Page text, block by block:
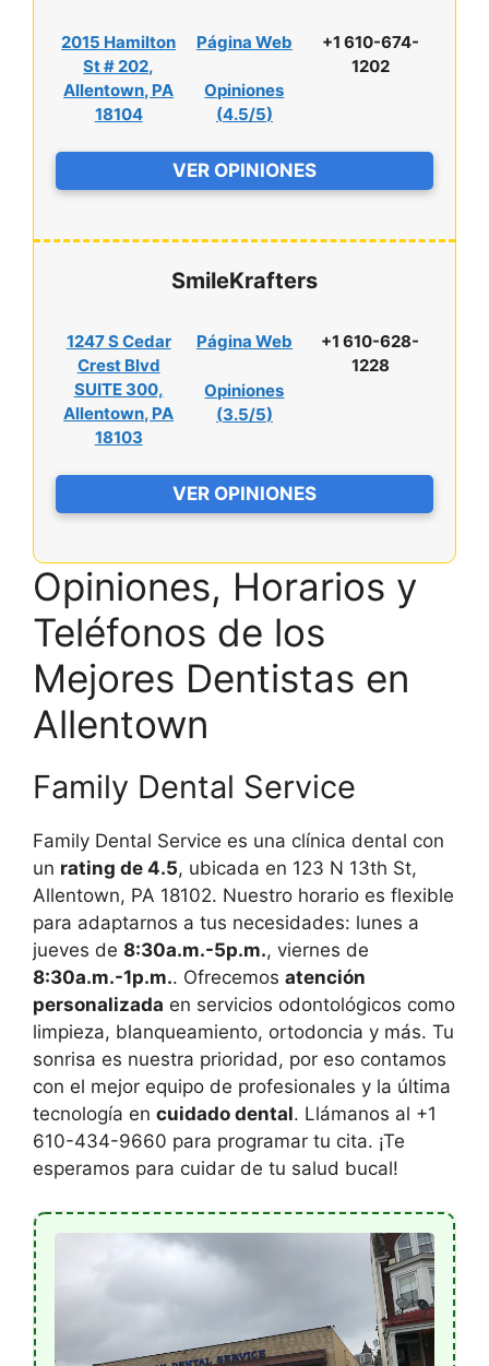
2015 Hamilton
St # 202,
Allentown, PA
18104
Página Web
Opiniones
(4.5/5)
+1 610-674-
1202
VER OPINIONES
SmileKrafters
1247 S Cedar
Crest Blvd
SUITE 300,
Allentown, PA
18103
Página Web
Opiniones
(3.5/5)
+1 610-628-
1228
VER OPINIONES
Opiniones, Horarios y
Teléfonos de los
Mejores Dentistas en
Allentown
Family Dental Service
Family Dental Service es una clínica dental con
un rating de 4.5, ubicada en 123 N 13th St,
Allentown, PA 18102. Nuestro horario es flexible
para adaptarnos a tus necesidades: lunes a
jueves de 8:30a.m.-5p.m., viernes de
8:30a.m.-1p.m.. Ofrecemos atención
personalizada en servicios odontológicos como
limpieza, blanqueamiento, ortodoncia y más. Tu
sonrisa es nuestra prioridad, por eso contamos
con el mejor equipo de profesionales y la última
tecnología en cuidado dental. Llámanos al +1
610-434-9660 para programar tu cita. ¡Te
esperamos para cuidar de tu salud bucal!